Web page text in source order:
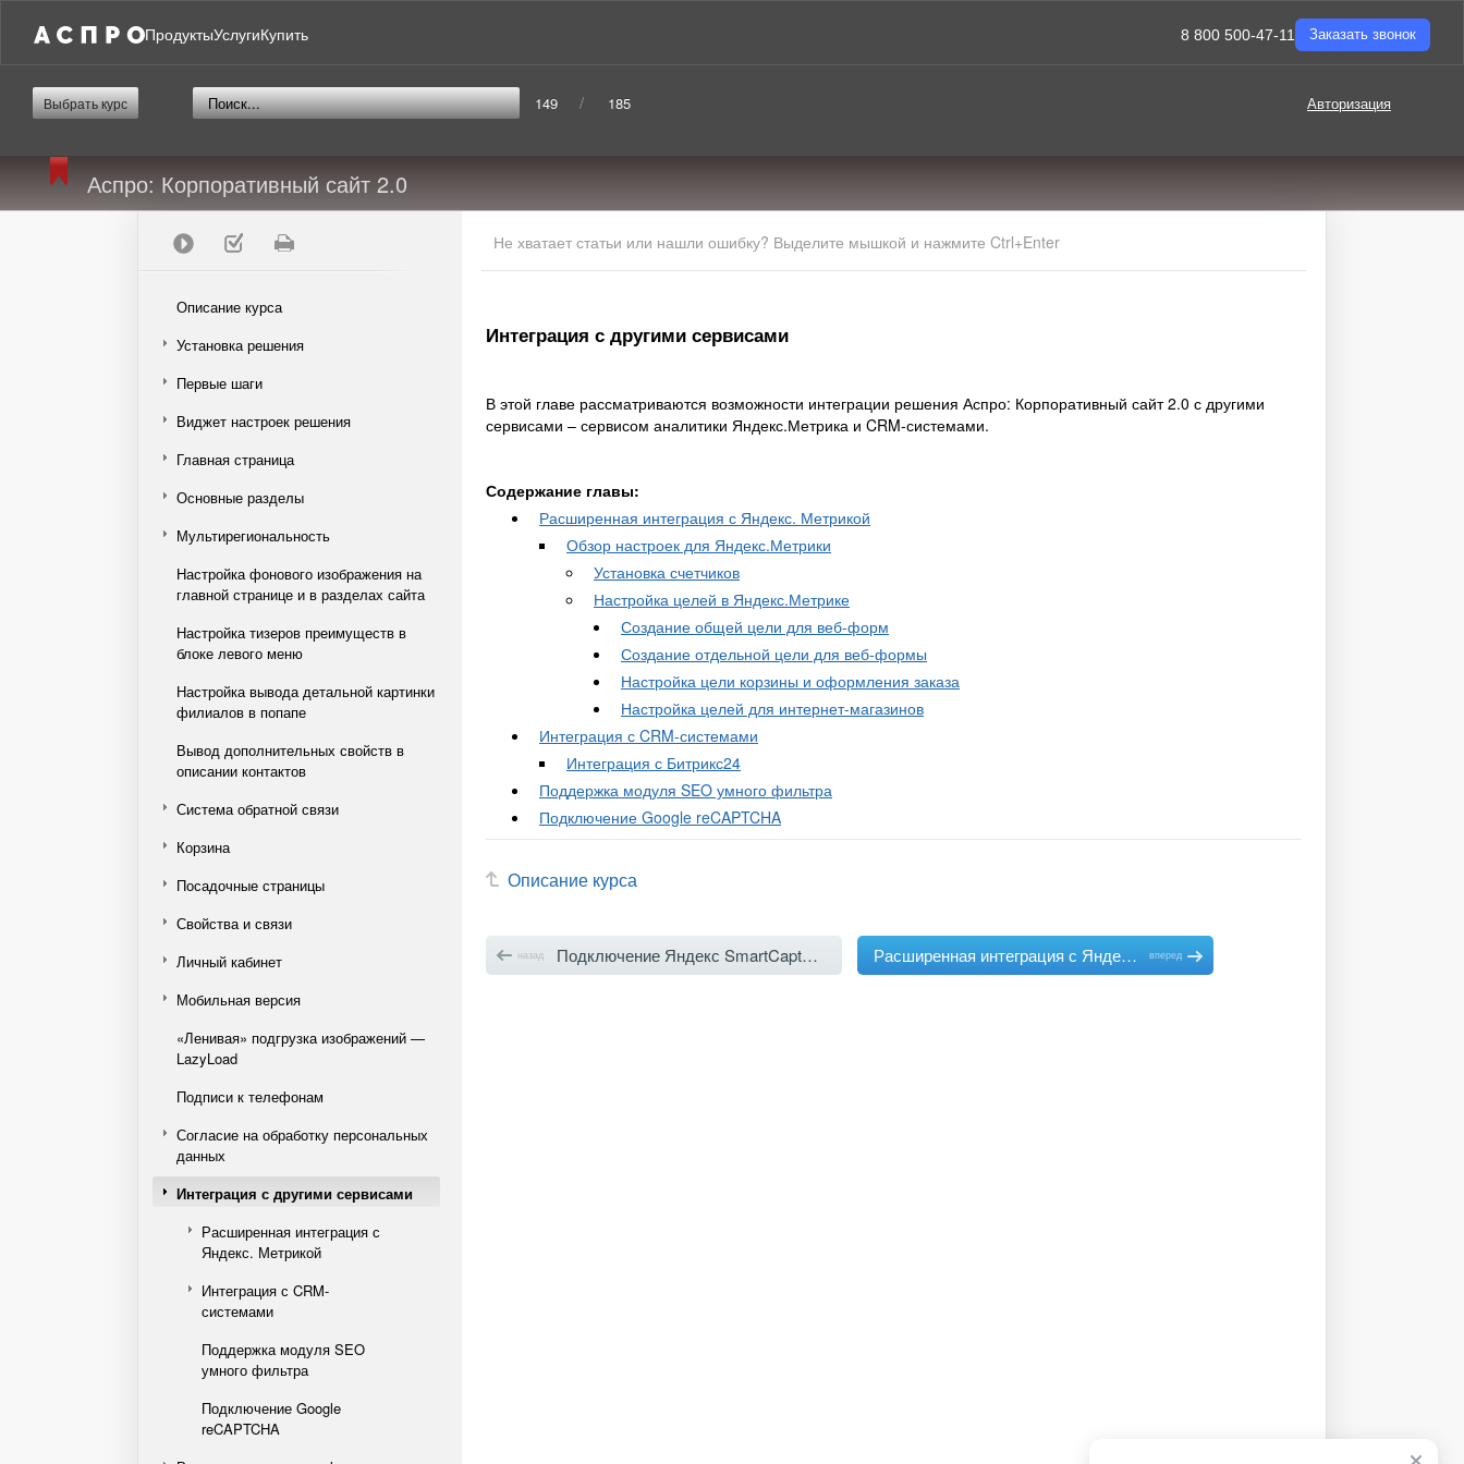
ПродуктыУслугиКупить 8 800 500-47-11 Заказать звонок
Авторизация
Выбрать курс 149 / 185
Аспро: Корпоративный сайт 2.0
Описание курса
Установка решения
Первые шаги
Виджет настроек решения
Главная страница
Основные разделы
Мультирегиональность
Настройка фонового изображения на
главной странице и в разделах сайта
Настройка тизеров преимуществ в
блоке левого меню
Настройка вывода детальной картинки
филиалов в попапе
Вывод дополнительных свойств в
описании контактов
Система обратной связи
Корзина
Посадочные страницы
Свойства и связи
Личный кабинет
Мобильная версия
«Ленивая» подгрузка изображений —
LazyLoad
Подписи к телефонам
Согласие на обработку персональных
данных
Интеграция с другими сервисами
Расширенная интеграция с
Яндекс. Метрикой
Интеграция с CRM-
системами
Поддержка модуля SEO
умного фильтра
Подключение Google
reCAPTCHA
Не хватает статьи или нашли ошибку? Выделите мышкой и нажмите Ctrl+Enter
Интеграция с другими сервисами
В этой главе рассматриваются возможности интеграции решения Аспро: Корпоративный сайт 2.0 с другими
сервисами – сервисом аналитики Яндекс.Метрика и CRM-системами.
Содержание главы:
Расширенная интеграция с Яндекс. Метрикой
Обзор настроек для Яндекс.Метрики
Установка счетчиков
Настройка целей в Яндекс.Метрике
Создание общей цели для веб-форм
Создание отдельной цели для веб-формы
Настройка цели корзины и оформления заказа
Настройка целей для интернет-магазинов
Интеграция с CRM-системами
Интеграция с Битрикс24
Поддержка модуля SEO умного фильтра
Подключение Google reCAPTCHA
Описание курса
назад Подключение Яндекс SmartCaptcha Расширенная интеграция с Яндекс. Метрикой вперед